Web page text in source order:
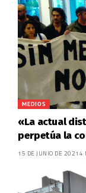
MEDIOS
«La actual
perpetúa la
15 DE JUNIO DE 2021 4